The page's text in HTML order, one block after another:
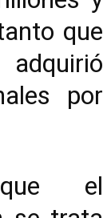
que
por
el